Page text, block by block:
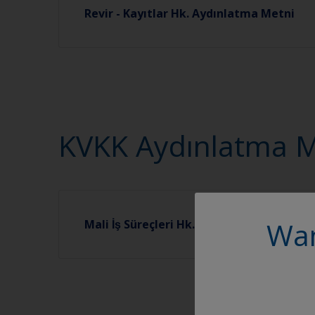
Revir - Kayıtlar Hk. Aydınlatma Metni
KVKK Aydınlatma
Mali İş Süreçleri Hk. Aydınlatma Metni